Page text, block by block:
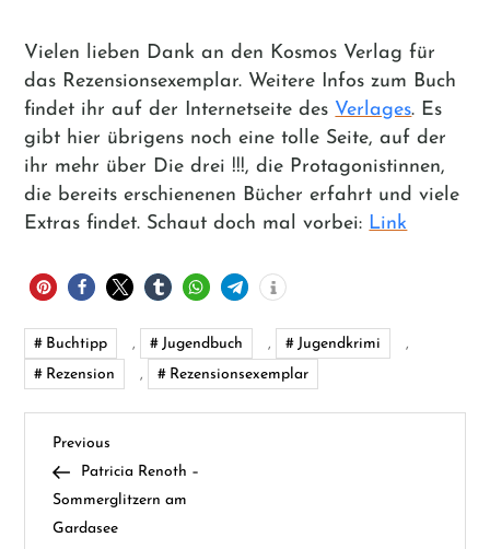
Vielen lieben Dank an den Kosmos Verlag für
das Rezensionsexemplar. Weitere Infos zum Buch
findet ihr auf der Internetseite des Verlages. Es
gibt hier übrigens noch eine tolle Seite, auf der
ihr mehr über Die drei !!!, die Protagonistinnen,
die bereits erschienenen Bücher erfahrt und viele
Extras findet. Schaut doch mal vorbei: Link
Buchtipp , Jugendbuch , Jugendkrimi
,
Rezension
, Rezensionsexemplar
B
e
Previous
Post
Previous
Patricia Renoth –
Sommerglitzern am
Gardasee